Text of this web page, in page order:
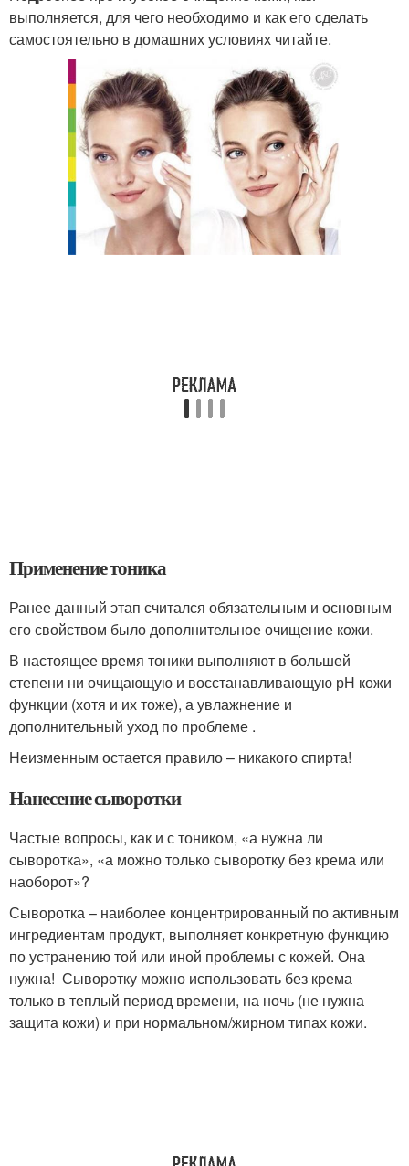
выполняется, для чего необходимо и как его сделать
самостоятельно в домашних условиях читайте.
Применение тоника
Ранее данный этап считался обязательным и основным
его свойством было дополнительное очищение кожи.
В настоящее время тоники выполняют в большей
степени ни очищающую и восстанавливающую рН кожи
функции (хотя и их тоже), а увлажнение и
дополнительный уход по проблеме .
Неизменным остается правило – никакого спирта!
Нанесение сыворотки
Частые вопросы, как и с тоником, «а нужна ли
сыворотка», «а можно только сыворотку без крема или
наоборот»?
Сыворотка – наиболее концентрированный по активным
ингредиентам продукт, выполняет конкретную функцию
по устранению той или иной проблемы с кожей. Она
нужна! Сыворотку можно использовать без крема
только в теплый период времени, на ночь (не нужна
защита кожи) и при нормальном/жирном типах кожи.